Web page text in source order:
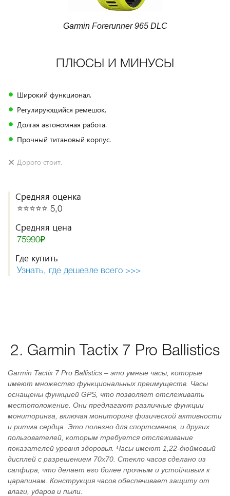
Garmin Forerunner 965 DLC
ПЛЮСЫ И МИНУСЫ
Широкий функционал.
Регулирующийся ремешок.
Долгая автономная работа.
Прочный титановый корпус.
Дорого стоит.
Средняя оценка
⭐️⭐️⭐️⭐️⭐️ 5,0
Средняя цена
75990₽
Где купить
Узнать, где дешевле всего >>>
2. Garmin Tactix 7 Pro Ballistics
Garmin Tactix 7 Pro Ballistics – это умные часы, которые
имеют множество функциональных преимуществ. Часы
оснащены функцией GPS, что позволяет отслеживать
местоположение. Они предлагают различные функции
мониторинга, включая мониторинг физической активности
и ритма сердца. Это полезно для спортсменов, и других
пользователей, которым требуется отслеживание
показателей уровня здоровья. Часы имеют 1,22-дюймовый
дисплей с разрешением 70x70. Стекло часов сделано из
сапфира, что делает его более прочным и устойчивым к
царапинам. Конструкция часов обеспечивает защиту от
влаги, ударов и пыли.